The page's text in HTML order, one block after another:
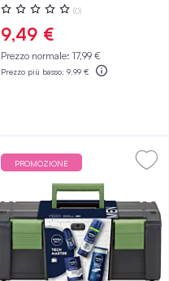
Valutazione:
0%
(0)
9,49 €
Prezzo normale: 17,99 €
Prezzo più basso: 9,99 €
PROMOZIONE